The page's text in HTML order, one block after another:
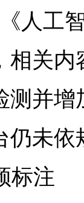
人工
相关
测并
仍未依
标注